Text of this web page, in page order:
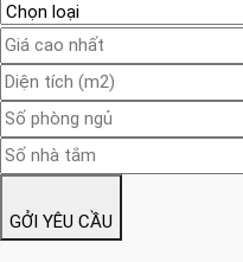
GỞI YÊU CẦU